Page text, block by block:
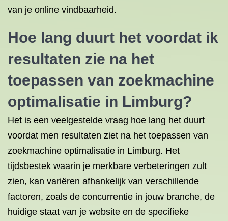
van je online vindbaarheid.
Hoe lang duurt het voordat ik
resultaten zie na het
toepassen van zoekmachine
optimalisatie in Limburg?
Het is een veelgestelde vraag hoe lang het duurt
voordat men resultaten ziet na het toepassen van
zoekmachine optimalisatie in Limburg. Het
tijdsbestek waarin je merkbare verbeteringen zult
zien, kan variëren afhankelijk van verschillende
factoren, zoals de concurrentie in jouw branche, de
huidige staat van je website en de specifieke